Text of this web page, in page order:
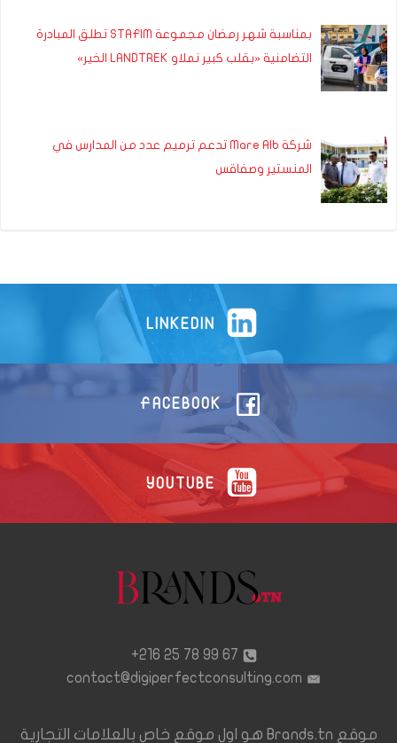
بمناسبة شهر رمضان مجموعة STAFIM تطلق المبادرة
التضامنية «بقلب كبير نملاو LANDTREK الخير»
شركة Mare Alb تدعم ترميم عدد من المدارس في
المنستير وصفاقس
LINKEDIN
FACEBOOK
YOUTUBE
67 99 78 25 216+
contact@digiperfectconsulting.com
موقع Brands.tn هو اول موقع خاص بالعلامات التجارية